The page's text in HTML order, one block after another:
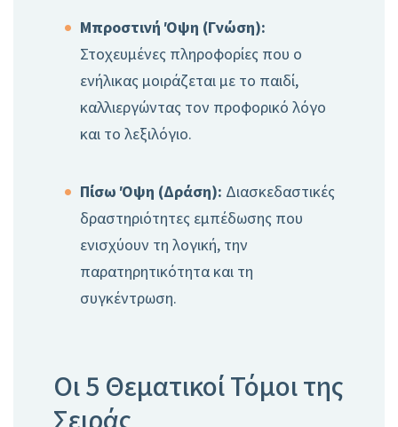
Μπροστινή Όψη (Γνώση):
Στοχευμένες πληροφορίες που ο
ενήλικας μοιράζεται με το παιδί,
καλλιεργώντας τον προφορικό λόγο
και το λεξιλόγιο.
Πίσω Όψη (Δράση): Διασκεδαστικές
δραστηριότητες εμπέδωσης που
ενισχύουν τη λογική, την
παρατηρητικότητα και τη
συγκέντρωση.
Οι 5 Θεματικοί Τόμοι της